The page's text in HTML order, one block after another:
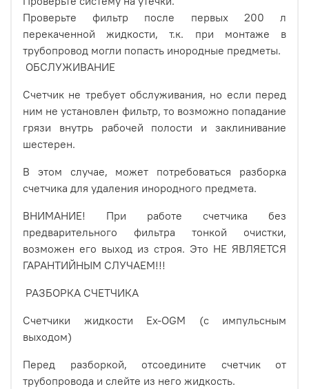
Проверьте фильтр после первых 200 л
перекаченной жидкости, т.к. при монтаже в
трубопровод могли попасть инородные предметы.
ОБСЛУЖИВАНИЕ
Счетчик не требует обслуживания, но если перед
ним не установлен фильтр, то возможно попадание
грязи внутрь рабочей полости и заклинивание
шестерен.
В этом случае, может потребоваться разборка
счетчика для удаления инородного предмета.
ВНИМАНИЕ! При работе счетчика без
предварительного фильтра тонкой очистки,
возможен его выход из строя. Это НЕ ЯВЛЯЕТСЯ
ГАРАНТИЙНЫМ СЛУЧАЕМ!!!
РАЗБОРКА СЧЕТЧИКА
Счетчики жидкости Ex-OGM (с импульсным
выходом)
Перед разборкой, отсоедините счетчик от
трубопровода и слейте из него жидкость.